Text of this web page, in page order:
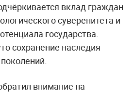
вклад граждан
суверенитета и
государства.
сохранение наследия
внимание на